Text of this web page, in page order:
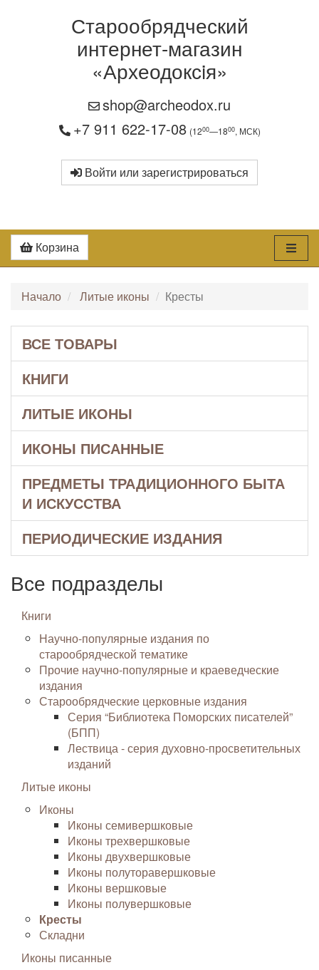
Старообрядческий
интернет-магазин
«Археодоксiя»
shop@archeodox.ru
+7 911 622-17-08 (1200—1800, МСК)
Войти или зарегистрироваться
Корзина
Начало Литые иконы Кресты
ВСЕ ТОВАРЫ
КНИГИ
ЛИТЫЕ ИКОНЫ
ИКОНЫ ПИСАННЫЕ
ПРЕДМЕТЫ ТРАДИЦИОННОГО БЫТА
И ИСКУССТВА
ПЕРИОДИЧЕСКИЕ ИЗДАНИЯ
Все подразделы
Книги
Научно-популярные издания по
старообрядческой тематике
Прочие научно-популярные и краеведческие
издания
Старообрядческие церковные издания
Серия “Библиотека Поморских писателей”
(БПП)
Лествица - серия духовно-просветительных
изданий
Литые иконы
Иконы
Иконы семивершковые
Иконы трехвершковые
Иконы двухвершковые
Иконы полуторавершковые
Иконы вершковые
Иконы полувершковые
Кресты
Складни
Иконы писанные